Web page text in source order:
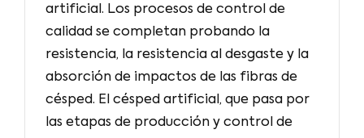
artificial. Los procesos de control de
calidad se completan probando la
resistencia, la resistencia al desgaste y la
absorción de impactos de las fibras de
césped. El césped artificial, que pasa por
las etapas de producción y control de